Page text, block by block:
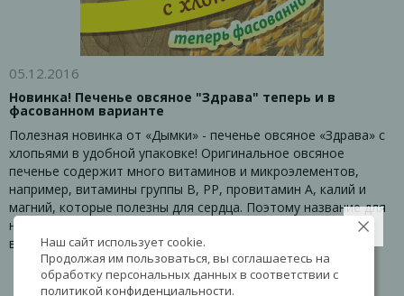
05.12.2016
Новинка! Печенье овсяное "Здрава" теперь и в
фасованном варианте
Полезная новинка от «Дымки» - печенье овсяное «Здрава» с
хлопьями в удобной упаковке! Оригинальное овсяное
печенье содержит много витаминов и микроэлементов,
например, витамины группы В, РР, провитамин А, калий и
магний, которые полезны для сердца. Поэтому название для
новой линейки выбрано – «Здрава», т.е. это печенье для
вашего здоровья.
Наш сайт использует cookie.
Продолжая им пользоваться, вы соглашаетесь на
обработку персональных данных в соответствии с
политикой конфиденциальности.